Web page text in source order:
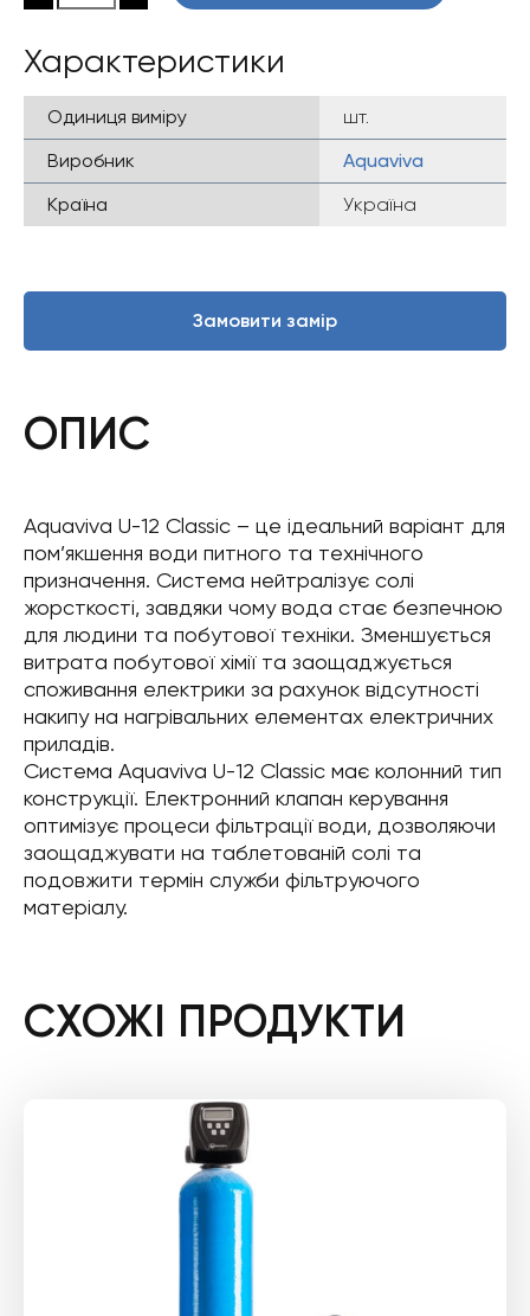
Характеристики
Одиниця виміру
шт.
Виробник
Aquaviva
Країна
Україна
Замовити замір
ОПИС
Aquaviva U-12 Classic – це ідеальний варіант для
пом’якшення води питного та технічного
призначення. Система нейтралізує солі
жорсткості, завдяки чому вода стає безпечною
для людини та побутової техніки. Зменшується
витрата побутової хімії та заощаджується
споживання електрики за рахунок відсутності
накипу на нагрівальних елементах електричних
приладів.
Система Aquaviva U-12 Classic має колонний тип
конструкції. Електронний клапан керування
оптимізує процеси фільтрації води, дозволяючи
заощаджувати на таблетованій солі та
подовжити термін служби фільтруючого
матеріалу.
СХОЖІ ПРОДУКТИ